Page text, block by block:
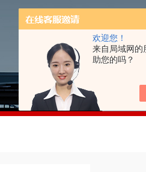
欢迎您！
来自局域网的
助您的吗？